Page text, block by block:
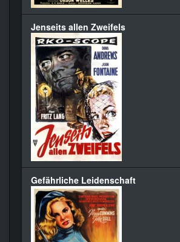
Jenseits allen Zweifels
Gefährliche Leidenschaft